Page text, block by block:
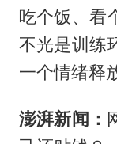
吃个饭、看
不光是训练
一个情绪释
澎湃新闻：